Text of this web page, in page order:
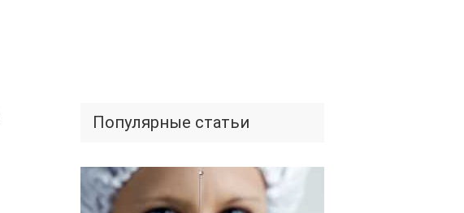
Популярные статьи